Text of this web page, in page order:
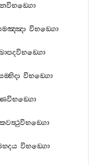
විභඞ‍්ගො
විභඞ‍්ගො
විභඞ‍්ගො